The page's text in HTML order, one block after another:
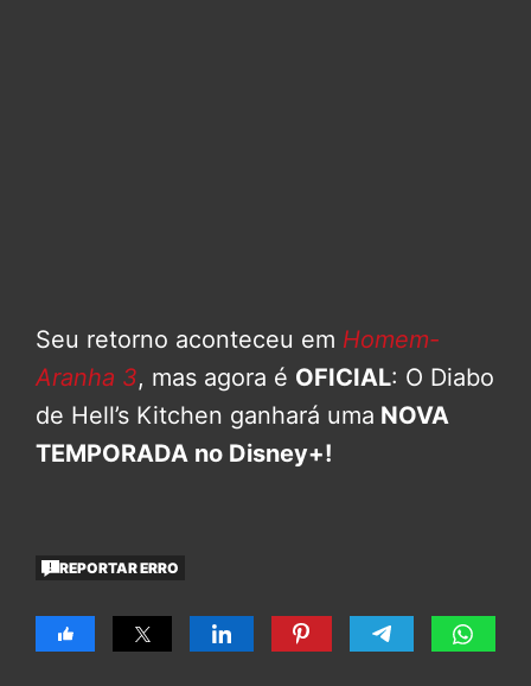
Seu retorno aconteceu em Homem-
Aranha 3, mas agora é OFICIAL: O Diabo
de Hell’s Kitchen ganhará uma NOVA
TEMPORADA no Disney+!
REPORTAR ERRO